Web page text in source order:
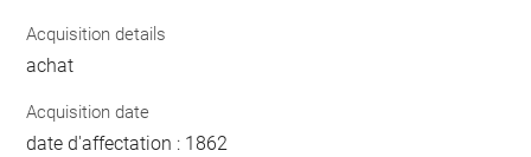
Acquisition details
achat
Acquisition date
date d'affectation : 1862